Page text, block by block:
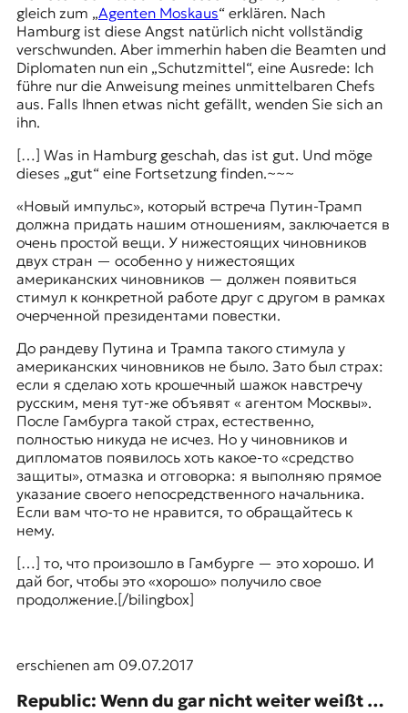
gleich zum „Agenten Moskaus“ erklären. Nach
Hamburg ist diese Angst natürlich nicht vollständig
verschwunden. Aber immerhin haben die Beamten und
Diplomaten nun ein „Schutzmittel“, eine Ausrede: Ich
führe nur die Anweisung meines unmittelbaren Chefs
aus. Falls Ihnen etwas nicht gefällt, wenden Sie sich an
ihn.
[…] Was in Hamburg geschah, das ist gut. Und möge
dieses „gut“ eine Fortsetzung finden.~~~
«Новый импульс», который встреча Путин-Трамп
должна придать нашим отношениям, заключается в
очень простой вещи. У нижестоящих чиновников
двух стран — особенно у нижестоящих
американских чиновников — должен появиться
стимул к конкретной работе друг с другом в рамках
очерченной президентами повестки.
До рандеву Путина и Трампа такого стимула у
американских чиновников не было. Зато был страх:
если я сделаю хоть крошечный шажок навстречу
русским, меня тут-же объявят « агентом Москвы».
После Гамбурга такой страх, естественно,
полностью никуда не исчез. Но у чиновников и
дипломатов появилось хоть какое-то «средство
защиты», отмазка и отговорка: я выполняю прямое
указание своего непосредственного начальника.
Если вам что-то не нравится, то обращайтесь к
нему.
[…] то, что произошло в Гамбурге — это хорошо. И
дай бог, чтобы это «хорошо» получило свое
продолжение.[/bilingbox]
erschienen am 09.07.2017
Republic: Wenn du gar nicht weiter weißt …